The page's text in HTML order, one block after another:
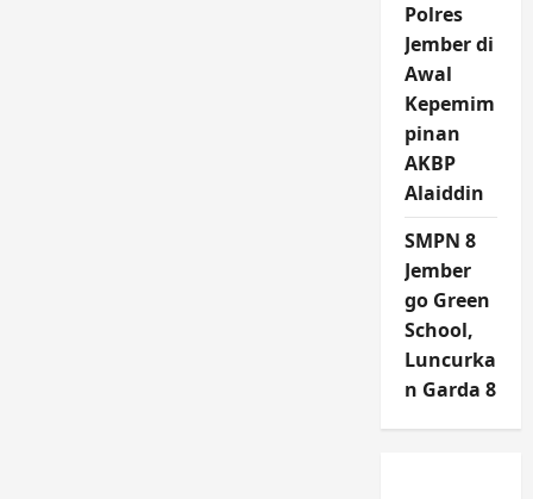
Polres
Jember di
Awal
Kepemim
pinan
AKBP
Alaiddin
SMPN 8
Jember
go Green
School,
Luncurka
n Garda 8